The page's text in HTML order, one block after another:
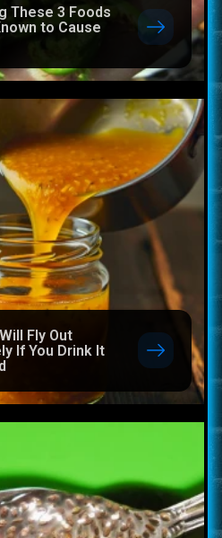
These 3 Foods
to Cause
Fly Out
If You Drink It